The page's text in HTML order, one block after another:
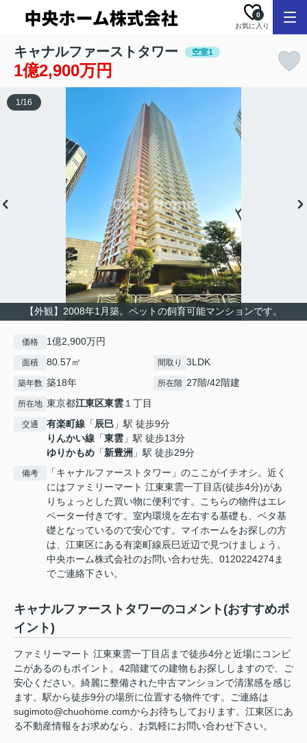
お気に入り
0
キャナルファーストタワー 空室1
1億2,900万円
【外観】2008年1月築。ペットの飼育可能マンションです。
1/16
価格 1億2,900万円
面積 80.57㎡ 間取り 3LDK
築年数 築18年 所在階 27階/42階建
所在地 東京都江東区東雲１丁目
交通 有楽町線 「辰巳 」駅 徒歩9分
りんかい線 「東雲 」駅 徒歩13分
ゆりかもめ 「新豊洲 」駅 徒歩29分
備考
「キャナルファーストタワー」のここがイチオシ。近く
にはファミリーマート 江東東雲一丁目店(徒歩4分)があ
りちょっとした買い物に便利です。こちらの物件はエレ
ベーター付きです。室内環境を左右する基礎も、ベタ基
礎となっているので安心です。マイホームをお探しの方
は、江東区にある有楽町線辰巳近辺で見つけましょう。
中央ホーム株式会社のお問い合わせ先、0120224274ま
でご連絡下さい。
キャナルファーストタワーのコメント(おすすめポ
イント)
ファミリーマート 江東東雲一丁目店まで徒歩4分と近場にコンビ
ニがあるのもポイント。42階建ての建物もお探ししますので、ご
安心ください。綺麗に整備された中古マンションで清潔感を感じ
ます。駅から徒歩9分の場所に位置する物件です。ご連絡は
sugimoto@chuohome.comからお待ちしております。江東区にあ
る不動産情報をお求めなら、お気軽にお問い合わせ下さい。